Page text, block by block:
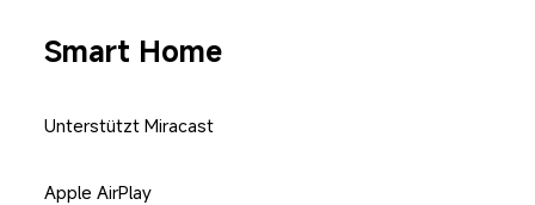
Smart Home
Unterstützt Miracast
Apple AirPlay